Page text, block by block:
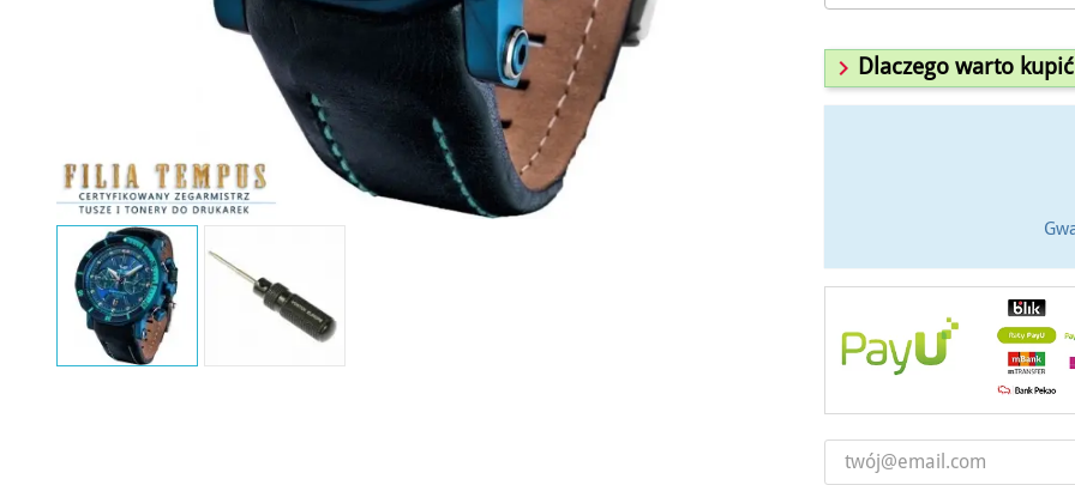
 Dlaczego warto